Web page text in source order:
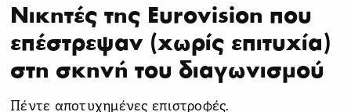
Νικητές της Eurovision που
επέστρεψαν (χωρίς επιτυχία)
στη σκηνή του διαγωνισμού
Πέντε αποτυχημένες επιστροφές.